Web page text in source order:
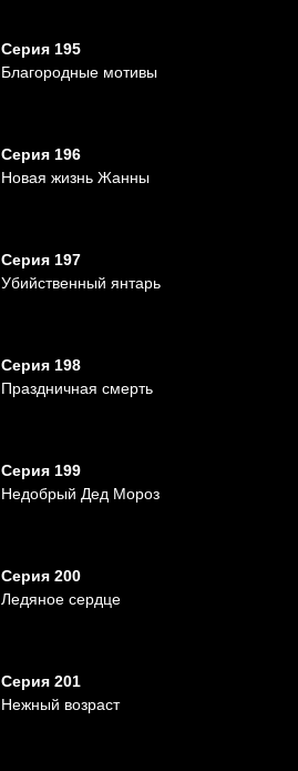
Серия 195
Благородные мотивы
Серия 196
Новая жизнь Жанны
Серия 197
Убийственный янтарь
Серия 198
Праздничная смерть
Серия 199
Недобрый Дед Мороз
Серия 200
Ледяное сердце
Серия 201
Нежный возраст